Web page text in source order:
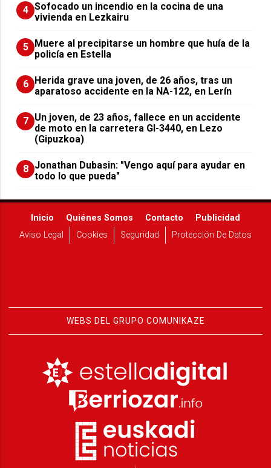
4 Sofocado un incendio en la cocina de una
vivienda en Lezkairu
5 Muere al precipitarse un hombre que huía de la
policía en Estella
6 Herida grave una joven, de 26 años, tras un
aparatoso accidente en la NA-122, en Lerín
7 Un joven, de 23 años, fallece en un accidente
de moto en la carretera GI-3440, en Lezo
(Gipuzkoa)
8 Jonathan Dubasin: "Vengo aquí para ayudar en
todo lo que pueda"
Inicio Quiénes Somos Contacto
Publicidad
Aviso Legal
Cookies Seguridad Protección De Datos
WEBS DEL GRUPO COMUNIKAZE